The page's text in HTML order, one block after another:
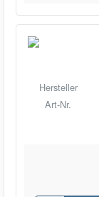
Hersteller
Art-Nr.